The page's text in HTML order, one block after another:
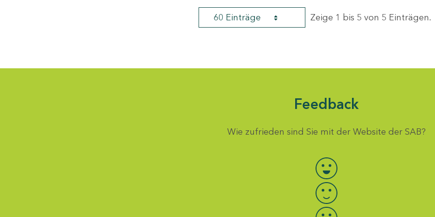
60 Einträge Zeige 1 bis 5 von 5 Einträgen.
Feedback
Wie zufrieden sind Sie mit der Website der SAB?
Bewertung auswählen